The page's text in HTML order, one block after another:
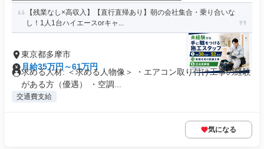
【残業なし×高収入】【直行直帰あり】朝の会社集合・乗り合いな
し！1人1台ハイエースorキャ...
東京都多摩市
月給35万円～61万円
求める人材: ＜求める人物像＞ ・エアコン取り付け工事の経験
がある方（優遇） ・空調...
交通費支給
気になる